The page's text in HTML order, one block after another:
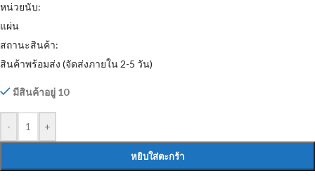
หน่วยนับ:
แผ่น
สถานะสินค้า:
สินค้าพร้อมส่ง (จัดส่งภายใน 2-5 วัน)
มีสินค้าอยู่ 10
- +
หยิบใส่ตะกร้า